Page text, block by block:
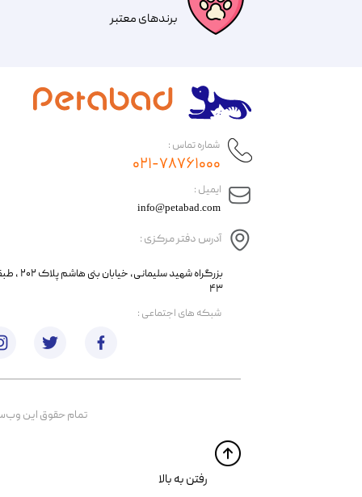
​​برندهای معتبر​​​​​​​
​ایمیل :
آدرس دفتر مرکزی :
info@petabad.com
​​بزرگراه شهید
۴۳
شماره تماس :
۰۲۱-۷۸۷۶۱۰۰۰
تمام حقوق اين
​​رفتن به بالا
​شبکه های اجتماعی :